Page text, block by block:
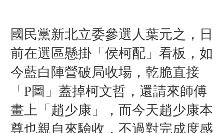
國民黨新北立委參選人葉元之，日
前在選區懸掛「侯柯配」看板，如
今藍白陣營破局收場，乾脆直接
「P圖」蓋掉柯文哲，還請來師傅
畫上「趙少康」，而今天趙少康本
尊也親自來驗收，不過對完成度感